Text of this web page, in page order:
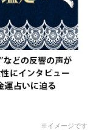
※イメージです